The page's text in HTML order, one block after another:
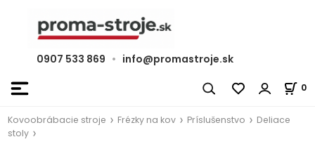
0907 533 869 • info@promastroje.sk
0
Kovoobrábacie stroje Frézky na kov Príslušenstvo
Deliace
stoly